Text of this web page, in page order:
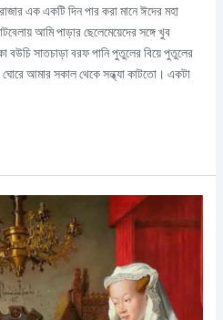
এক একটি দিন পার করা মানে ঈদের মহা
আমি পাড়ার ছেলেমেয়েদের সঙ্গে খুব
বউচি সাতচাড়া বরফ পানি পুতুলের বিয়ে পুতুলের
আমার সকাল থেকে সন্ধ্যা কাটতো। একটা